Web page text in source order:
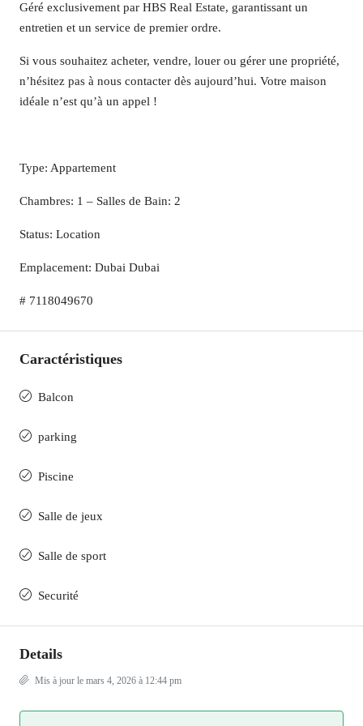
Géré exclusivement par HBS Real Estate, garantissant un
entretien et un service de premier ordre.
Si vous souhaitez acheter, vendre, louer ou gérer une propriété,
n’hésitez pas à nous contacter dès aujourd’hui. Votre maison
idéale n’est qu’à un appel !
Type: Appartement
Chambres: 1 – Salles de Bain: 2
Status: Location
Emplacement: Dubai Dubai
# 7118049670
Caractéristiques
Balcon
parking
Piscine
Salle de jeux
Salle de sport
Securité
Details
Mis à jour le mars 4, 2026 à 12:44 pm